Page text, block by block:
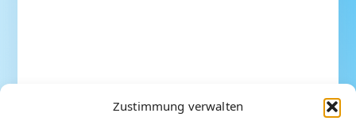
Zustimmung verwalten